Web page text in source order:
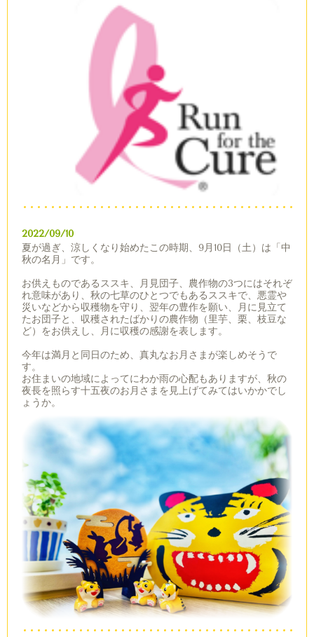
2022/09/10
夏が過ぎ、涼しくなり始めたこの時期、9月10日（土）は「中
秋の名月」です。
お供えものであるススキ、月見団子、農作物の3つにはそれぞ
れ意味があり、秋の七草のひとつでもあるススキで、悪霊や
災いなどから収穫物を守り、翌年の豊作を願い、月に見立て
たお団子と、収穫されたばかりの農作物（里芋、栗、枝豆な
ど） をお供えし、月に収穫の感謝を表します。
今年は満月と同日のため、真丸なお月さまが楽しめそうで
す。
お住まいの地域によってにわか雨の心配もありますが、秋の
夜長を照らす十五夜のお月さまを見上げてみてはいかかでし
ょうか。